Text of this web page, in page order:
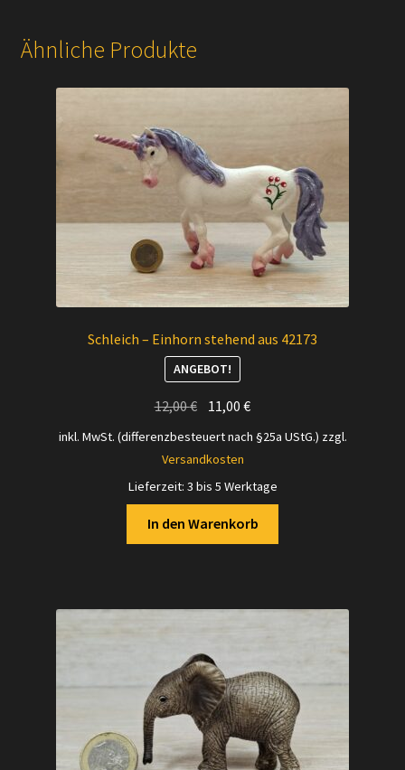
Ähnliche Produkte
Schleich – Einhorn stehend aus 42173
ANGEBOT!
12,00€ Ursprünglicher
war:
11,00€Aktueller
inkl. MwSt. (differenzbesteuert nach §25a UStG.) zzgl.
Versandkosten
Lieferzeit: 3 bis 5 Werktage
In den Warenkorb